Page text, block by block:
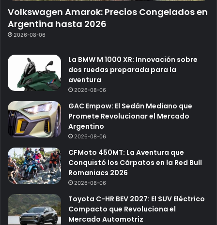
Volkswagen Amarok: Precios Congelados en
Argentina hasta 2026
2026-08-06
La BMW M 1000 XR: Innovación sobre
dos ruedas preparada para la
aventura
2026-08-06
GAC Empow: El Sedán Mediano que
Promete Revolucionar el Mercado
Argentino
2026-08-06
CFMoto 450MT: La Aventura que
Conquistó los Cárpatos en la Red Bull
Romaniacs 2026
2026-08-06
Toyota C-HR BEV 2027: El SUV Eléctrico
Compacto que Revoluciona el
Mercado Automotriz